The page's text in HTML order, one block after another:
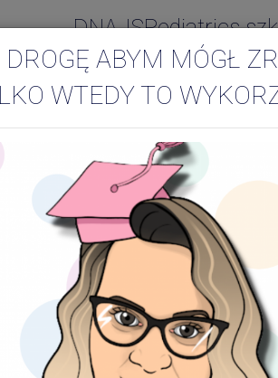
DNAJSPediatrics
kółeczek
kółeczek
O zabawkach i
Jaka jest
ABYM MÓGŁ
WTEDY TO